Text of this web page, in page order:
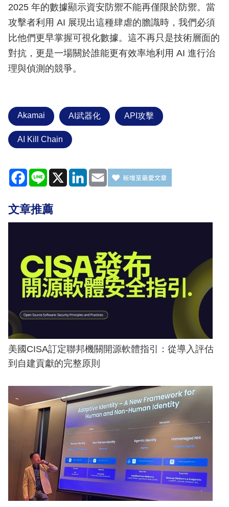
2025 年的數據顯示資安防禦不能再僅限於防禦。當
攻擊者利用 AI 展現出這種肆虐的膽識時，我們必須
比他們更早掌握可視化數據。這不再只是技術層面的
對抗，更是一場關於誰能更有效率地利用 AI 進行治
理與偵測的競爭。
Akamai AI武器化 API攻擊
AI Kill Chain
Facebook
Line X LinkedIn
Email
文章推薦
美國CISA訂定聯邦機關開源軟體指引：從導入評估
到自建貢獻的完整原則